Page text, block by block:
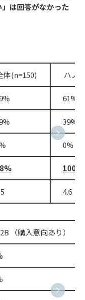
は回答がなかった
体(n=150) ハノ
61%
39%
0%
100%
4.6
（購入意向あり）